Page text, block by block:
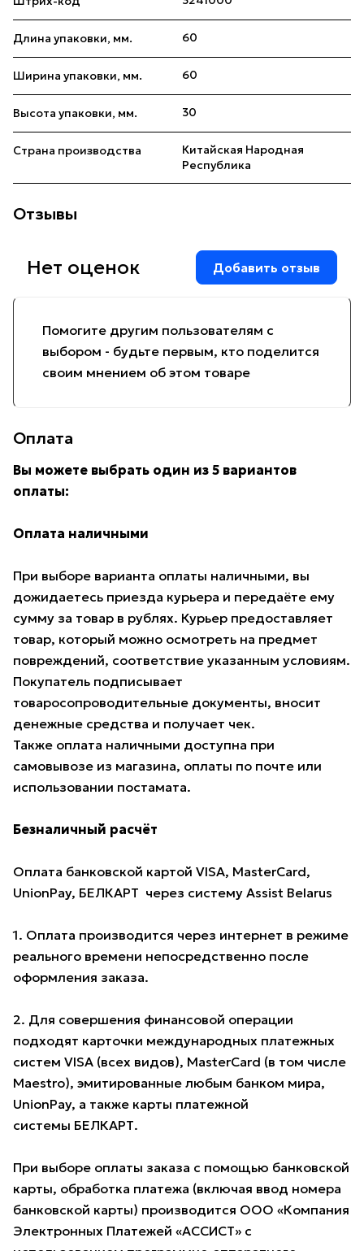
Длина упаковки, мм. 60
Ширина упаковки, мм. 60
Высота упаковки, мм. 30
Страна производства
Китайская Народная
Республика
Отзывы
Помогите другим пользователям с
выбором - будьте первым, кто поделится
своим мнением об этом товаре
Нет оценок Добавить отзыв
Оплата
Вы можете выбрать один из 5 вариантов
оплаты:
Оплата наличными
При выборе варианта оплаты наличными, вы
дожидаетесь приезда курьера и передаёте ему
сумму за товар в рублях. Курьер предоставляет
товар, который можно осмотреть на предмет
повреждений, соответствие указанным условиям.
Покупатель подписывает
товаросопроводительные документы, вносит
денежные средства и получает чек.
Также оплата наличными доступна при
самовывозе из магазина, оплаты по почте или
использовании постамата.
Безналичный расчёт
Оплата банковской картой VISA, MasterCard,
UnionPay, БЕЛКАРТ через систему Assist Belarus
1. Оплата производится через интернет в режиме
реального времени непосредственно после
оформления заказа.
2. Для совершения финансовой операции
подходят карточки международных платежных
систем VISA (всех видов), MasterCard (в том числе
Maestro), эмитированные любым банком мира,
UnionPay, а также карты платежной
системы БЕЛКАРТ.
При выборе оплаты заказа с помощью банковской
карты, обработка платежа (включая ввод номера
банковской карты) производится ООО «Компания
Электронных Платежей «АССИСТ» с